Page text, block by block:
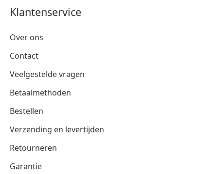
Klantenservice
Over ons
Contact
Veelgestelde vragen
Betaalmethoden
Bestellen
Verzending en levertijden
Retourneren
Garantie